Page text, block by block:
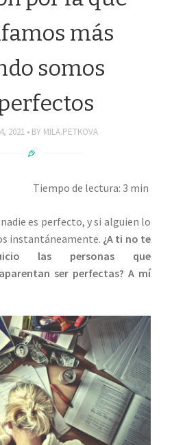
más
somos
2021 BY MILA.PETKOVA
Tiempo de lectura: 3 min
es perfecto, y si alguien lo
instantáneamente. ¿A ti no te
las personas que
ser perfectas? A mí